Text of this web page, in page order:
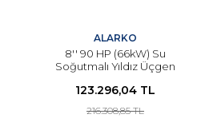
ALARKO
8'' 90 HP (66kW) Su
Soğutmalı Yıldız Üçgen
123.296,04 TL
216.308,85 TL